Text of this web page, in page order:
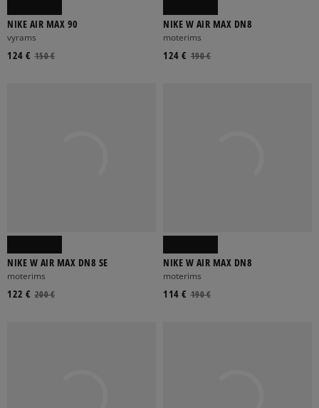
NIKE AIR MAX 90
vyrams
150 €
124 €
NIKE W AIR MAX DN8
moterims
190 €
124 €
NIKE W AIR MAX DN8 SE
moterims
200 €
122 €
NIKE W AIR MAX DN8
moterims
190 €
114 €